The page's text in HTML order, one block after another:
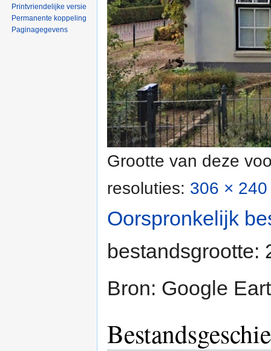
Grootte van deze
resoluties: 306 ×
Oorspronkelijk
bestandsgrootte:
Bron: Google
Printvriendelijke versie
Permanente koppeling
Paginagegevens